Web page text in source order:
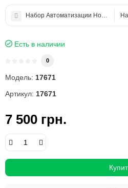
Набор Автоматизации HoReCa
Есть в наличии
0
Модель: 17671
Артикул: 17671
7 500 грн.